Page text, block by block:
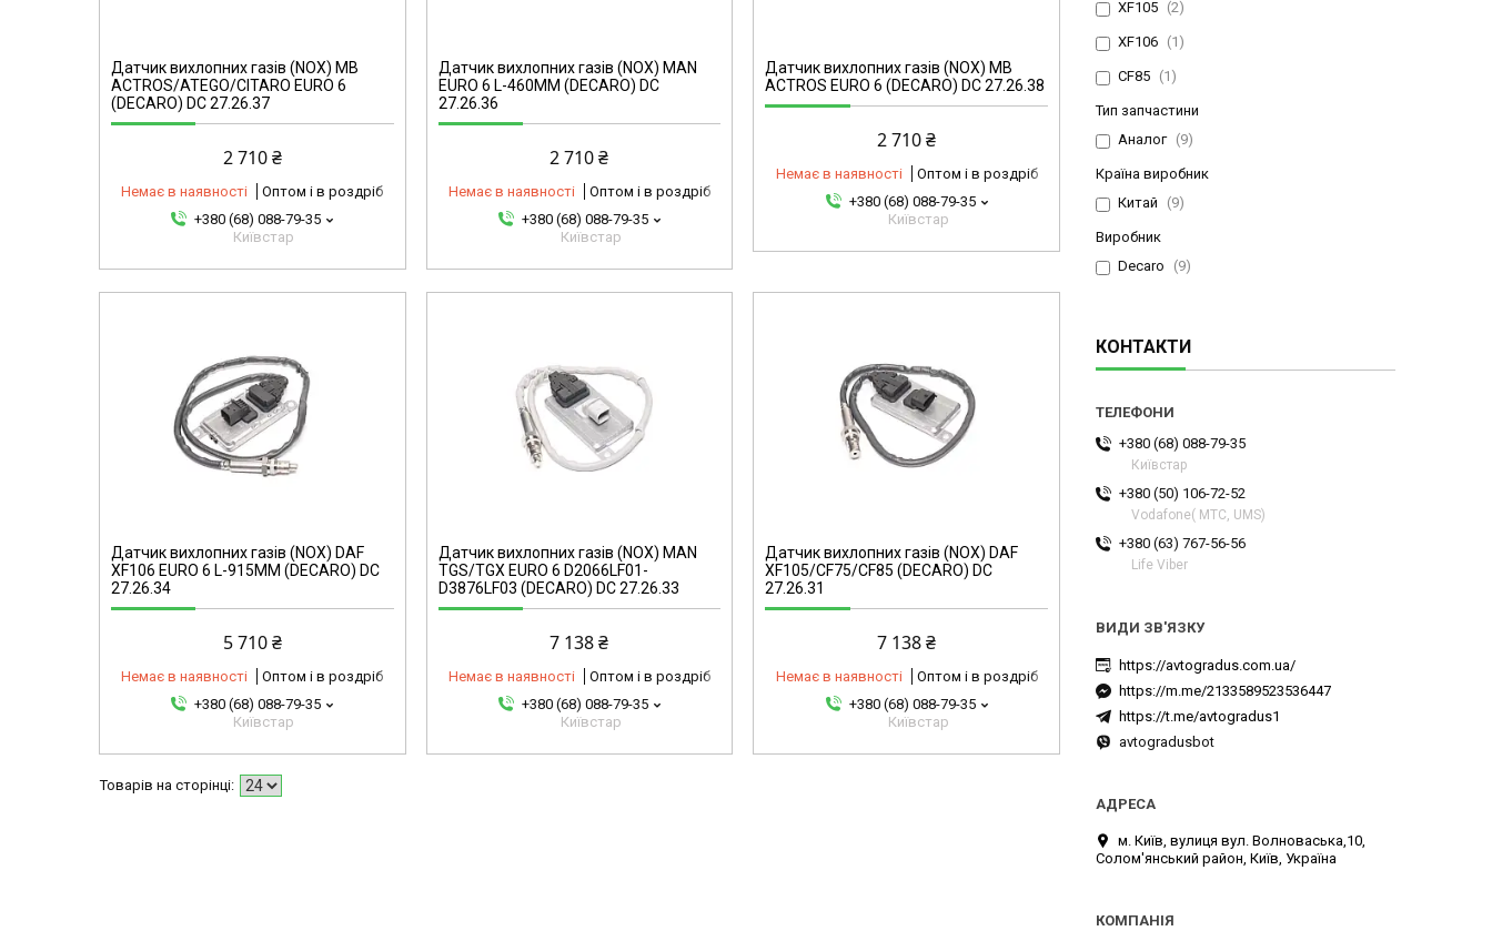
Датчик вихлопних газів (NOX) MB
ACTROS/ATEGO/CITARO EURO 6
(DECARO) DC 27.26.37
2 710 ₴
Немає в наявності
Оптом і в роздріб
+380 (68) 088-79-35
Київстар
Датчик вихлопних газів (NOX) MAN
EURO 6 L-460MM (DECARO) DC
27.26.36
2 710 ₴
Немає в наявності
Оптом і в роздріб
+380 (68) 088-79-35
Київстар
Датчик вихлопних газів (NOX) MB
ACTROS EURO 6 (DECARO) DC 27.26.38
2 710 ₴
Немає в наявності
Оптом і в роздріб
+380 (68) 088-79-35
Київстар
Датчик вихлопних газів (NOX) DAF
XF106 EURO 6 L-915MM (DECARO) DC
27.26.34
5 710 ₴
Немає в наявності
Оптом і в роздріб
+380 (68) 088-79-35
Київстар
Датчик вихлопних газів (NOX) MAN
TGS/TGX EURO 6 D2066LF01-
D3876LF03 (DECARO) DC 27.26.33
7 138 ₴
Немає в наявності
Оптом і в роздріб
+380 (68) 088-79-35
Київстар
Датчик вихлопних газів (NOX) DAF
XF105/CF75/CF85 (DECARO) DC
27.26.31
7 138 ₴
Немає в наявності
Оптом і в роздріб
+380 (68) 088-79-35
Київстар
XF105 2
XF106 1
CF85 1
Тип запчастини
Аналог
9
Країна виробник
Китай
9
Виробник
Decaro
9
КОНТАКТИ
+380 (68) 088-79-35
Київстар
+380 (50) 106-72-52
Vodafone( МТС, UMS)
+380 (63) 767-56-56
Life Viber
https://avtogradus.com.ua/
https://m.me/2133589523536447
https://t.me/avtogradus1
avtogradusbot
м. Київ, вулиця вул. Волноваська,10,
Солом'янський район, Київ, Україна